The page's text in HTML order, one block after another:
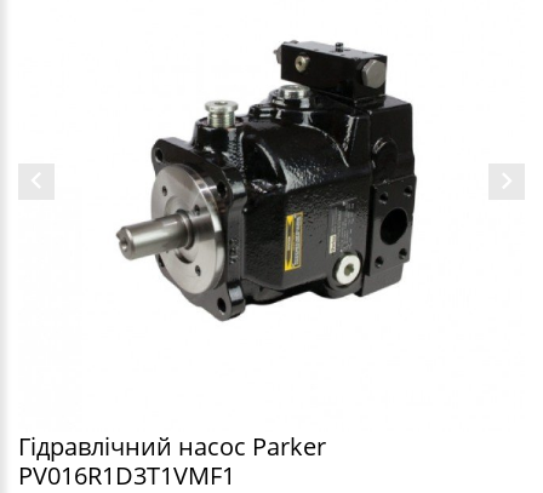
Гідравлічний насос Parker
PV016R1D3T1VMF1